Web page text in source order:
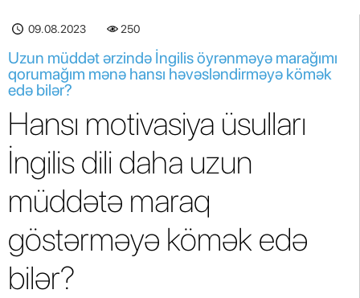
09.08.2023 250
Uzun müddət ərzində İngilis öyrənməyə marağımı
qorumağım mənə hansı həvəsləndirməyə kömək
edə bilər?
Hansı motivasiya üsulları
İngilis dili daha uzun
müddətə maraq
göstərməyə kömək edə
bilər?